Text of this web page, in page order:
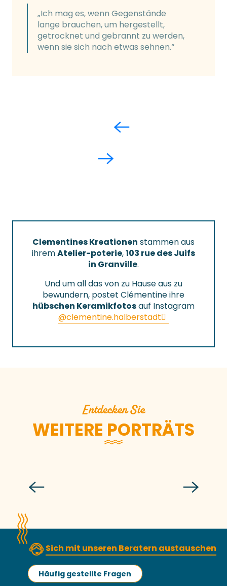
„Ich mag es, wenn Gegenstände
lange brauchen, um hergestellt,
getrocknet und gebrannt zu werden,
wenn sie sich nach etwas sehnen.“
Clementines Kreationen stammen aus
ihremAtelier-poterie,103 rue des Juifs
in Granville.
Und um all das von zu Hause aus zu
bewundern, postet Clémentine ihre
hübschen Keramikfotosauf Instagram
@clementine.halberstadt
Entdecken Sie
WEITERE PORTRÄTS
Sich mit unseren Beratern austauschen
Häufig gestellte Fragen